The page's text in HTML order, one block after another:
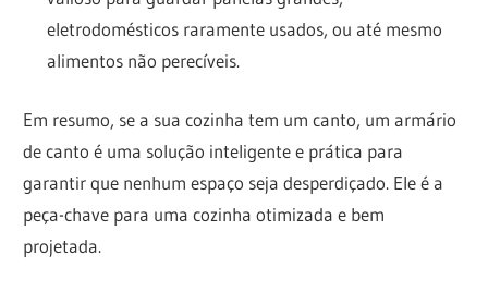
eletrodomésticos raramente usados, ou até mesmo
alimentos não perecíveis.
Em resumo, se a sua cozinha tem um canto, um armário
de canto é uma solução inteligente e prática para
garantir que nenhum espaço seja desperdiçado. Ele é a
peça-chave para uma cozinha otimizada e bem
projetada.